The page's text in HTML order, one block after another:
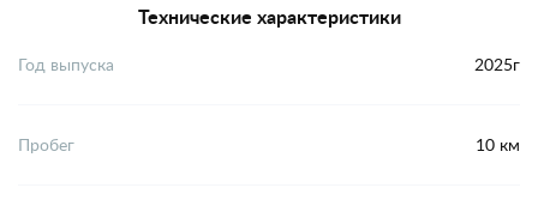
Технические характеристики
Год выпуска 2025г
Пробег 10 км